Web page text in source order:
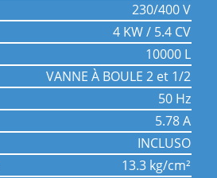
230/400 V
4 KW / 5.4 CV
10000 L
VANNE À BOULE 2 et 1/2
50 Hz
5.78 A
INCLUSO
13.3 kg/cm²